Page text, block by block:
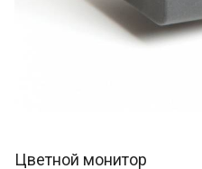
Цветной монитор